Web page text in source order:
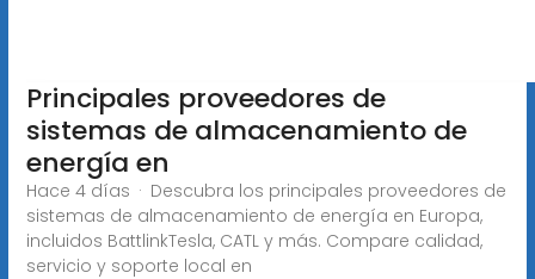
Principales proveedores de
sistemas de almacenamiento de
energía en
Hace 4 días · Descubra los principales proveedores de
sistemas de almacenamiento de energía en Europa,
incluidos BattlinkTesla, CATL y más. Compare calidad,
servicio y soporte local en